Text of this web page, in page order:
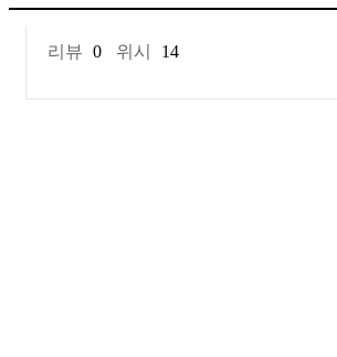
리뷰 0 위시 14